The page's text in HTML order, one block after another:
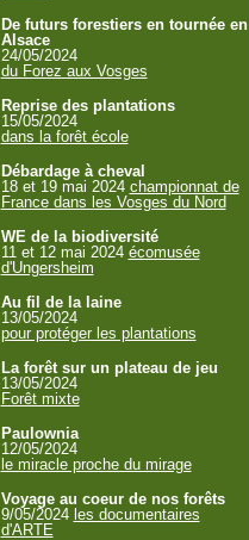
De futurs forestiers en tournée en
Alsace
24/05/2024
du Forez aux Vosges
Reprise des plantations
15/05/2024
dans la forêt école
Débardage à cheval
18 et 19 mai 2024 championnat de
France dans les Vosges du Nord
WE de la biodiversité
11 et 12 mai 2024 écomusée
d'Ungersheim
Au fil de la laine
13/05/2024
pour protéger les plantations
La forêt sur un plateau de jeu
13/05/2024
Forêt mixte
Paulownia
12/05/2024
le miracle proche du mirage
Voyage au coeur de nos forêts
9/05/2024 les documentaires
d'ARTE